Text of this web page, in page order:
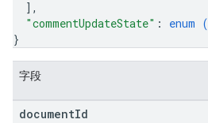
] ,
"commentUpdateState" : enum (
}
字段
documentId